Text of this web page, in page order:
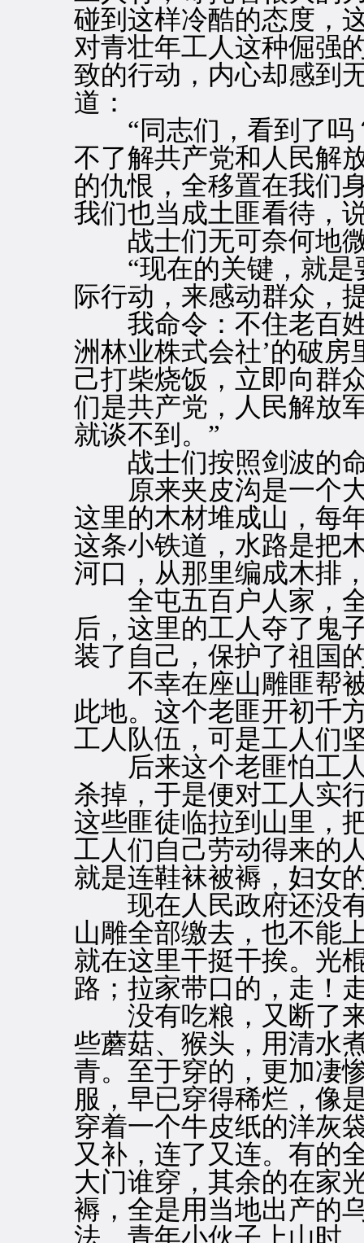
碰到这样冷酷的态度，
对青壮年工人这种倔强
致的行动，内心却感到
道：
“同志们，看到了吗
不了解共产党和人民解
的仇恨，全移置在我们
我们也当成土匪看待，
战士们无可奈何地
“现在的关键，就是
际行动，来感动群众，
我命令：不住老百姓
洲林业株式会社’的破
己打柴烧饭，立即向群
们是共产党，人民解放
就谈不到。”
战士们按照剑波的命
原来夹皮沟是一个大
这里的木材堆成山，每
这条小铁道，水路是把
河口，从那里编成木排
全屯五百户人家，全
后，这里的工人夺了鬼
装了自己，保护了祖国
不幸在座山雕匪帮被
此地。这个老匪开初千
工人队伍，可是工人们
后来这个老匪怕工人
杀掉，于是便对工人实
这些匪徒临拉到山里，
工人们自己劳动得来的
就是连鞋袜被褥，妇女
现在人民政府还没有
山雕全部缴去，也不能
就在这里干挺干挨。光
路；拉家带口的，走！
没有吃粮，又断了来
些蘑菇、猴头，用清水
青。至于穿的，更加凄
服，早已穿得稀烂，像
穿着一个牛皮纸的洋灰
又补，连了又连。有的
大门谁穿，其余的在家
褥，全是用当地出产的